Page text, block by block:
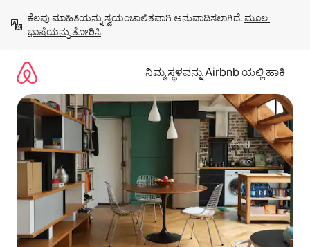
ಹೋಗಿ
ಕೆಲವು ಮಾಹಿತಿಯನ್ನು ಸ್ವಯಂಚಾಲಿತವಾಗಿ ಅನುವಾದಿಸಲಾಗಿದೆ. ಮೂಲ
ಭಾಷೆಯನ್ನು ತೋರಿಸಿ
ನಿಮ್ಮ ಸ್ಥಳವನ್ನು Airbnb ಯಲ್ಲಿ ಹಾಕಿ